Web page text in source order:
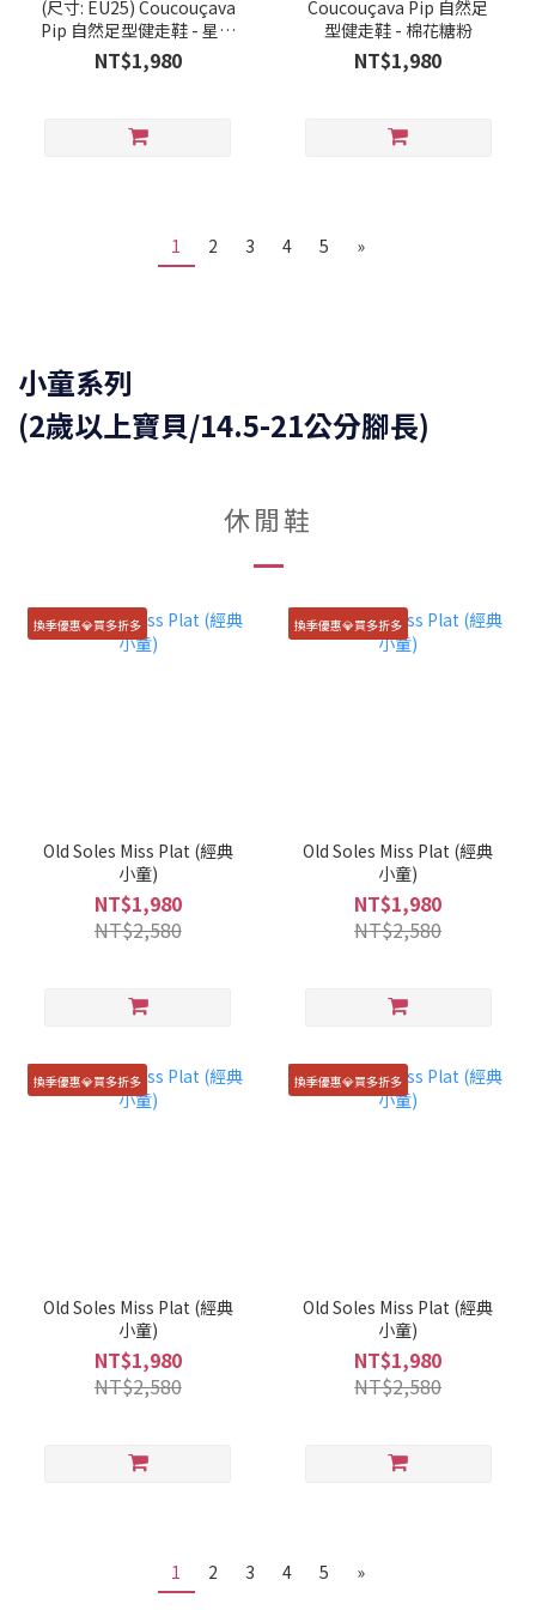
(尺寸: EU25) Coucouçava
Pip 自然足型健走鞋 - 星空
藍
NT$1,980
Coucouçava Pip 自然足
型健走鞋 - 棉花糖粉
NT$1,980
1 2 3 4 5 »
小童系列
(2歲以上寶貝/14.5-21公分腳長)
休閒鞋
換季優惠💎買多折多
Old Soles Miss Plat (經典
小童)
NT$1,980
NT$2,580
換季優惠💎買多折多
Old Soles Miss Plat (經典
小童)
NT$1,980
NT$2,580
換季優惠💎買多折多
Old Soles Miss Plat (經典
小童)
NT$1,980
NT$2,580
換季優惠💎買多折多
Old Soles Miss Plat (經典
小童)
NT$1,980
NT$2,580
1 2 3 4 5 »